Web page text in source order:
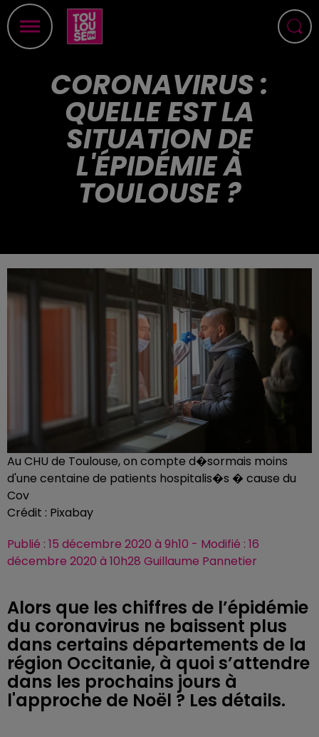
CORONAVIRUS :
QUELLE EST LA
SITUATION DE
L'ÉPIDÉMIE À
TOULOUSE ?
Au CHU de Toulouse, on compte d�sormais moins
d'une centaine de patients hospitalis�s � cause du
Cov
Crédit : Pixabay
Publié : 15 décembre 2020 à 9h10 - Modifié : 16
décembre 2020 à 10h28 Guillaume Pannetier
Alors que les chiffres de l’épidémie
du coronavirus ne baissent plus
dans certains départements de la
région Occitanie, à quoi s’attendre
dans les prochains jours à
l'approche de Noël ? Les détails.